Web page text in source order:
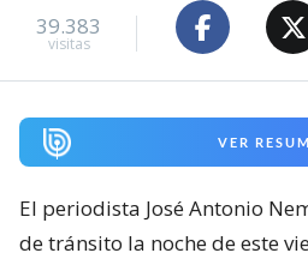
39.383
visitas
VER
El periodista José Antonio
de tránsito la noche de este